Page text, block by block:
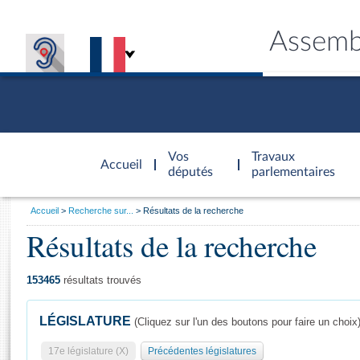
Accueil
d'accueil
Vos
députés
Travaux
parlementaires
Général
Vous
Accueil Recherche sur... Résultats de la recherche
Résultats de la recherche
153465 résultats trouvés
LÉGISLATURE (Cliquez sur l'un des boutons pour faire un choix)
17e législature (X) Précédentes législatures